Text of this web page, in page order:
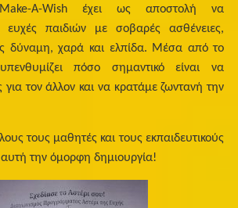
A-Wish έχει ως αποστολή να
ευχές παιδιών με σοβαρές ασθένειες,
δύναμη, χαρά και ελπίδα. Μέσα από το
πόσο σημαντικό είναι να
για τον άλλον και να κρατάμε ζωντανή την
τους μαθητές και τους εκπαιδευτικούς
την όμορφη δημιουργία!